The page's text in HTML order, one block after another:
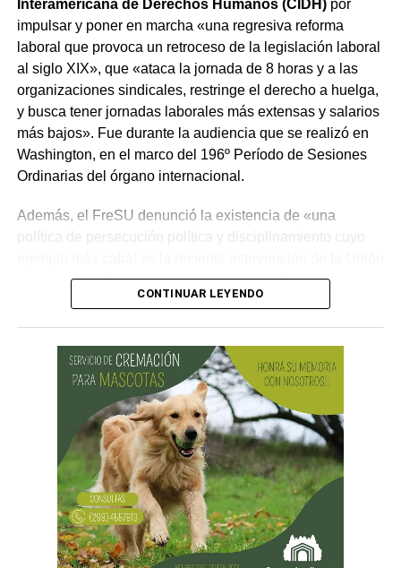
Interamericana de Derechos Humanos (CIDH)por
impulsar y poner en marcha «una regresiva reforma
laboral que provoca un retroceso de la legislación laboral
al siglo XIX», que «ataca la jornada de 8 horas y a las
organizaciones sindicales, restringe el derecho a huelga,
y busca tener jornadas laborales más extensas y salarios
más bajos». Fue durante la audiencia que se realizó en
Washington, en el marco del 196º Período de Sesiones
Ordinarias del órgano internacional.
Además, el FreSU denunció la existencia de «una
política de persecución política y disciplinamiento cuyo
Obrera Metalúrgica (UOM) y la persecución mediática,
gremial, jurídica y personal» desplegada por funcionarios
(APLA), Pablo Biró.
«El espíritu de esta reforma es beneficiar sólo a los
empresarios y aumentar sus márgenes de rentabilidad a
partir de una mayor explotación. Jornadas más extensas
y salarios más bajos», dijo el secretario general de ATE,
Rodolfo Aguiar, al iniciar la exposición por parte del
FreSU, que solicitó la audiencia junto con el Centro de
Estudios Legales y Sociales (CELS) y el Sindicato de
Prensa de Buenos Aires (SiPreBA). Participaron también
representantes de la Asociación de Abogados
CONTINUAR LEYENDO